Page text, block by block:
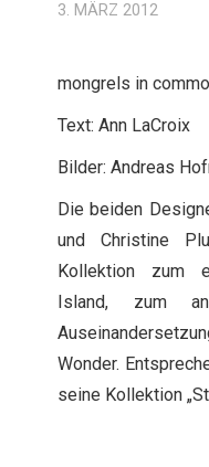
3. MÄRZ 2012
mongrels in
Text: Ann LaCroix
Bilder: Andreas
Die beiden
und Christine
Kollektion zum
Island, zum
Wonder.
seine Kollektion